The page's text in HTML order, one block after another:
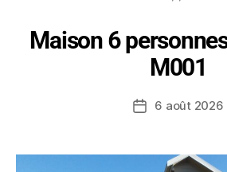
Maison 6
M001
6 août 2026